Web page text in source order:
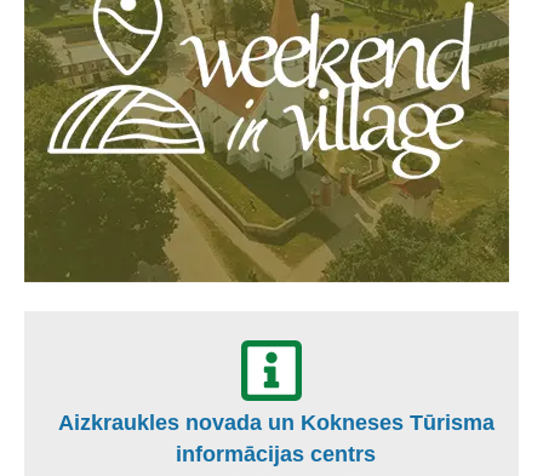
Aizkraukles novada un Kokneses Tūrisma
informācijas centrs